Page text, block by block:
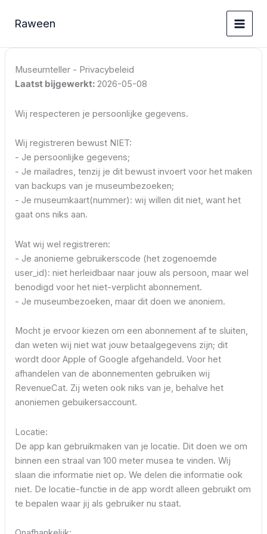
naar
inhoud
Raween
Museumteller - Privacybeleid
Laatst bijgewerkt:2026-05-08
Wij respecteren je persoonlijke gegevens.
Wij registreren bewust NIET:
- Je persoonlijke gegevens;
- Je mailadres, tenzij je dit bewust invoert voor het maken
van backups van je museumbezoeken;
- Je museumkaart(nummer): wij willen dit niet, want het
gaat ons niks aan.
Wat wij wel registreren:
- Je anonieme gebruikerscode (het zogenoemde
user_id): niet herleidbaar naar jouw als persoon, maar wel
benodigd voor het niet-verplicht abonnement.
- Je museumbezoeken, maar dit doen we anoniem.
Mocht je ervoor kiezen om een abonnement af te sluiten,
dan weten wij niet wat jouw betaalgegevens zijn; dit
wordt door Apple of Google afgehandeld. Voor het
afhandelen van de abonnementen gebruiken wij
RevenueCat. Zij weten ook niks van je, behalve het
anoniemen gebuikersaccount.
Locatie:
De app kan gebruikmaken van je locatie. Dit doen we om
binnen een straal van 100 meter musea te vinden. Wij
slaan die informatie niet op. We delen die informatie ook
niet. De locatie-functie in de app wordt alleen gebruikt om
te bepalen waar jij als gebruiker nu staat.